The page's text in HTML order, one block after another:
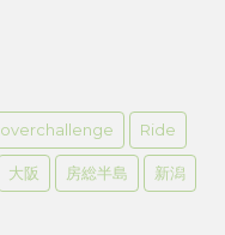
Ride
大阪 房総半島 新潟